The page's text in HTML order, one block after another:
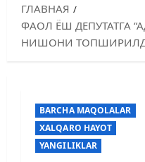
ГЛАВНАЯ
ФАОЛ ЁШ ДЕПУТАТГА
НИШОНИ
BARCHA MAQOLALAR
XALQARO HAYOT
YANGILIKLAR